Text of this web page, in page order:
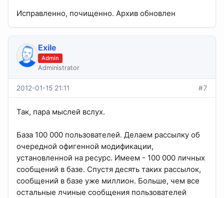
Исправленно, почищенно. Архив обновлен
Exile
Admin
Administrator
2012-01-15 21:11 #7
Так, пара мыслей вслух.
База 100 000 пользователей. Делаем рассылку об
очередной офигенной модификации,
установленной на ресурс. Имеем - 100 000 личных
сообщений в базе. Спустя десять таких рассылок,
сообщений в базе уже миллион. Больше, чем все
остальные лчиные сообщения пользователей